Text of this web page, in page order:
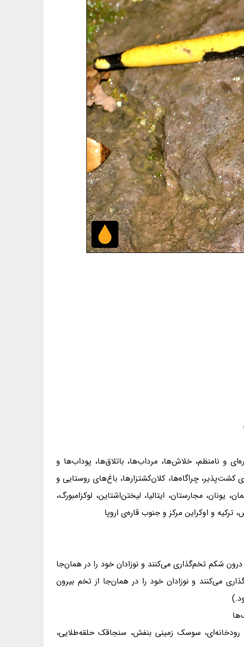
و نامنظم، خلاش‌ها، مرداب‌ها، باتلاق‌ها، پوداب‌ها و
چراگاه‌ها، کلان‌کشتزارها، باغ‌های روستایی و
مجارستان، ایتالیا، لیختن‌اشتاین، لوکزامبورگ،
ترکیه و اوکراین مرکز و جنوب قاره‌ی اروپا
آذرین دارای ۱۲ تا ۱۷ زیرگونه است. دو زیرگونه‌ی آن درون شکم تخم‌گذاری می‌کنند و نوزادان خود را در همان‌جا
می‌کنند و نوزادان خود را در همان‌جا از تخم بيرون
رودخانه‌ای، سوسک زمینی بنفش، سنجاقک حلقه‌طلایی،